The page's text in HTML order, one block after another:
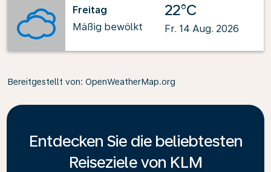
Freitag
Mäßig bewölkt
22°C
Fr. 14 Aug. 2026
Bereitgestellt von: OpenWeatherMap.org
Entdecken Sie die beliebtesten
Reiseziele von KLM